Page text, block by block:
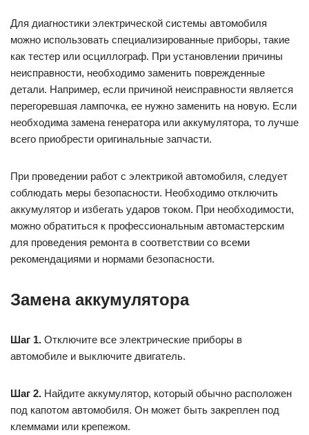
Для диагностики электрической системы автомобиля
можно использовать специализированные приборы, такие
как тестер или осциллограф. При установлении причины
неисправности, необходимо заменить поврежденные
детали. Например, если причиной неисправности является
перегоревшая лампочка, ее нужно заменить на новую. Если
необходима замена генератора или аккумулятора, то лучше
всего приобрести оригинальные запчасти.
При проведении работ с электрикой автомобиля, следует
соблюдать меры безопасности. Необходимо отключить
аккумулятор и избегать ударов током. При необходимости,
можно обратиться к профессиональным автомастерским
для проведения ремонта в соответствии со всеми
рекомендациями и нормами безопасности.
Замена аккумулятора
Шаг 1. Отключите все электрические приборы в
автомобиле и выключите двигатель.
Шаг 2. Найдите аккумулятор, который обычно расположен
под капотом автомобиля. Он может быть закреплен под
клеммами или крепежом.